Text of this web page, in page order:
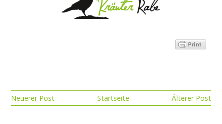
Neuerer Post Älterer Post
Startseite